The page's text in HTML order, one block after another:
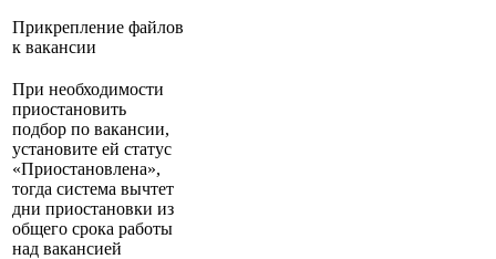
Прикрепление файлов
к вакансии
При необходимости
приостановить
подбор по вакансии,
установите ей статус
«Приостановлена»,
тогда система вычтет
дни приостановки из
общего срока работы
над вакансией